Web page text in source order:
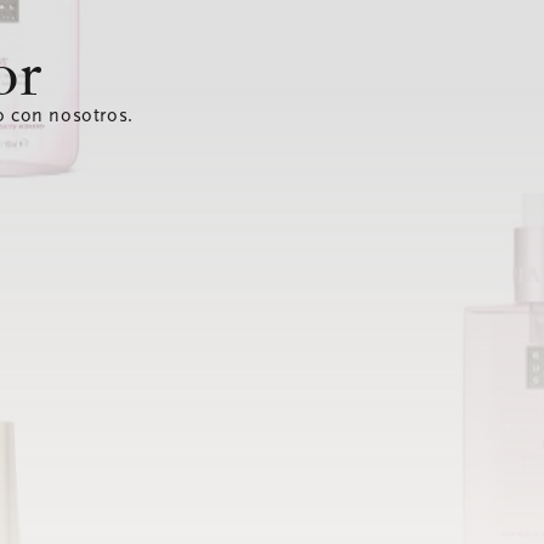
con nosotros.